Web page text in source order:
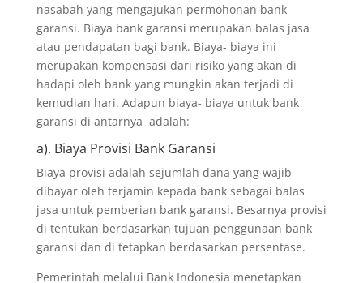
nasabah yang mengajukan permohonan bank
garansi. Biaya bank garansi merupakan balas jasa
atau pendapatan bagi bank. Biaya- biaya ini
merupakan kompensasi dari risiko yang akan di
hadapi oleh bank yang mungkin akan terjadi di
kemudian hari. Adapun biaya- biaya untuk bank
garansi di antarnya adalah:
a). Biaya Provisi Bank Garansi
Biaya provisi adalah sejumlah dana yang wajib
dibayar oleh terjamin kepada bank sebagai balas
jasa untuk pemberian bank garansi. Besarnya provisi
di tentukan berdasarkan tujuan penggunaan bank
garansi dan di tetapkan berdasarkan persentase.
Pemerintah melalui Bank Indonesia menetapkan